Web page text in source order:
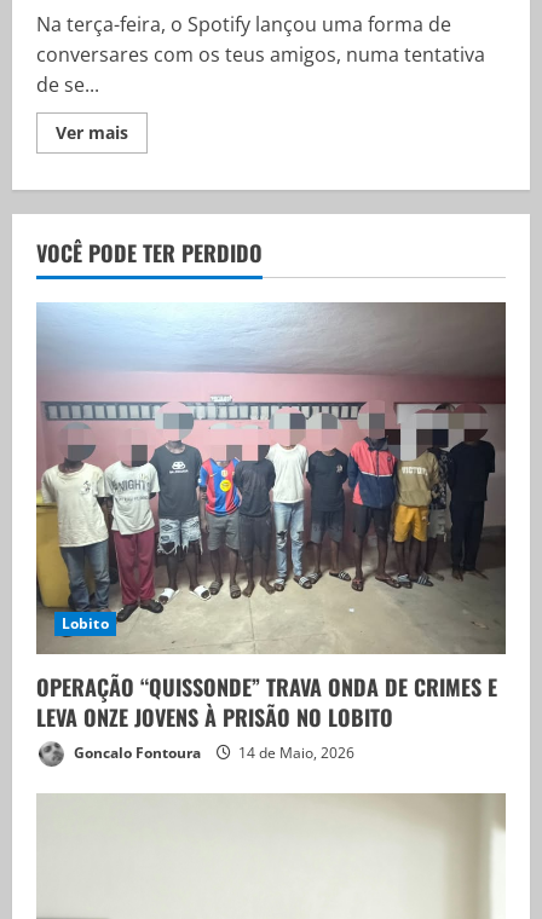
Na terça-feira, o Spotify lançou uma forma de
conversares com os teus amigos, numa tentativa
de se...
Ver mais
VOCÊ PODE TER PERDIDO
Lobito
OPERAÇÃO “QUISSONDE” TRAVA ONDA DE CRIMES E
LEVA ONZE JOVENS À PRISÃO NO LOBITO
Goncalo Fontoura 14 de Maio, 2026